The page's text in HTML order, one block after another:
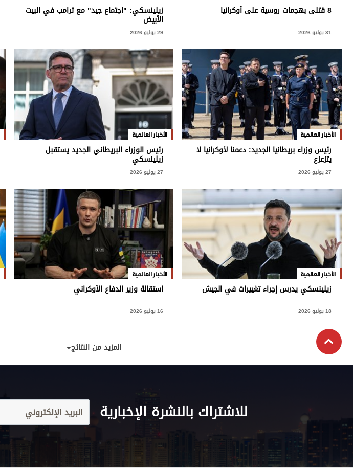
برامج
عدد اليوم
مواقيت الصلاة
الأحوال الجوية
8 قتلى بهجمات روسية على أوكرانيا
31 يوليو 2026
زيلينسكي: "اجتماع جيد" مع ترامب في البيت
الأبيض
29 يوليو 2026
الأخبار العالمية
رئيس وزراء بريطانيا الجديد: دعمنا لأوكرانيا لا
يتزعزع
27 يوليو 2026
الأخبار العالمية
رئيس الوزراء البريطاني الجديد يستقبل
زيلينسكي
27 يوليو 2026
الأخبار العالمية
زيلينسكي يدرس إجراء تغييرات في الجيش
18 يوليو 2026
الأخبار العالمية
استقالة وزير الدفاع الأوكراني
16 يوليو 2026
المزيد من النتائج
للاشتراك بالنشرة الإخبارية